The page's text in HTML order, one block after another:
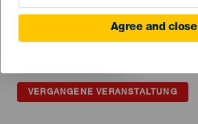
Agree and close
VERGANGENE VERANSTALTUNG